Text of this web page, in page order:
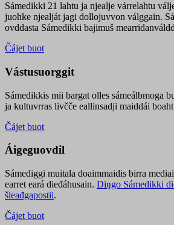
Sámedikki 21 lahtu ja njealje várrelahtu
juohke njealját jagi dollojuvvon válggain.
ovddasta Sámedikki bajimuš
Čájet buot
Vástusuorggit
Sámedikkis mii bargat olles sámeálbmoga
ja kultuvrras livčče eallinsadji maiddái
Čájet buot
Áigeguovdil
Sámediggi muitala doaimmaidis birra
earret eará dieđáhusain. Diŋgo Sámedikki
šleađgapostii.
Čájet buot